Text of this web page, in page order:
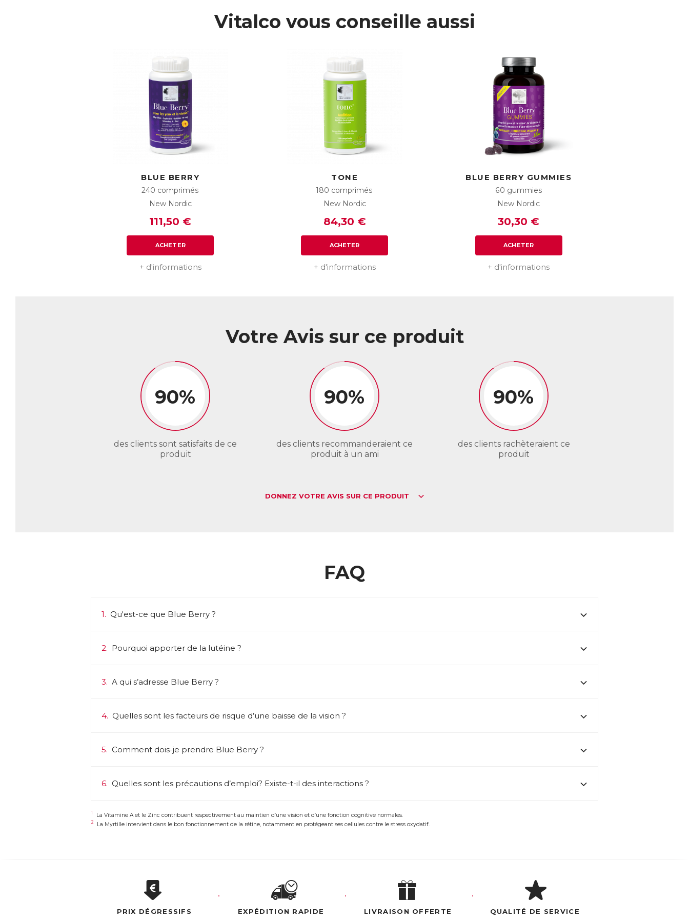
EAN :3401548184820
Vitalco vous conseille aussi
BLUE BERRY
240 comprimés
New Nordic
111,50 €
ACHETER
+ d'informations
TONE
180 comprimés
New Nordic
84,30 €
ACHETER
+ d'informations
BLUE BERRY GUMMIES
60 gummies
New Nordic
30,30 €
ACHETER
+ d'informations
Votre Avis sur ce produit
90%
des clients sont satisfaits de ce
produit
90%
des clients recommanderaient ce
produit à un ami
90%
des clients rachèteraient ce
produit
DONNEZ VOTRE AVIS SUR CE PRODUIT
FAQ
1. Qu'est-ce que Blue Berry ?
2. Pourquoi apporter de la lutéine ?
3. A qui s’adresse Blue Berry ?
4. Quelles sont les facteurs de risque d’une baisse de la vision ?
5. Comment dois-je prendre Blue Berry ?
6. Quelles sont les précautions d’emploi? Existe-t-il des interactions ?
1 La Vitamine A et le Zinc contribuent respectivement au maintien d’une vision et d’une fonction cognitive normales.
2 La Myrtille intervient dans le bon fonctionnement de la rétine, notamment en protégeant ses cellules contre le stress oxydatif.
PRIX DÉGRESSIFS
EXPÉDITION RAPIDE
LIVRAISON OFFERTE
QUALITÉ DE SERVICE